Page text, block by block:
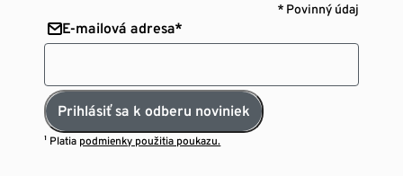
* Povinný údaj
E-mailová adresa*
Prihlásiť sa k odberu noviniek
¹ Platia podmienky použitia poukazu.